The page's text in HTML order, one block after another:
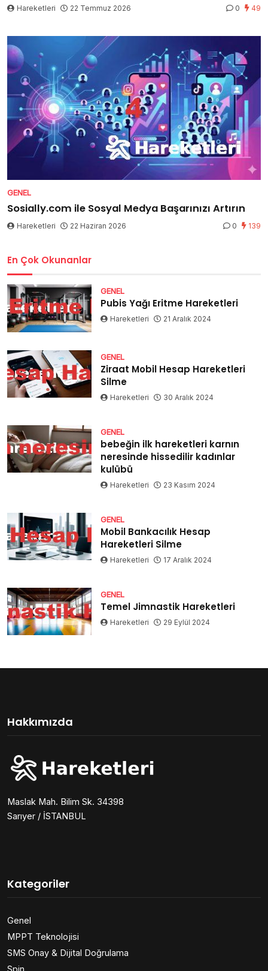
Hareketleri 22 Temmuz 2026 0 49
GENEL
Sosially.com ile Sosyal Medya Başarınızı Artırın
Hareketleri 22 Haziran 2026 0 139
En Çok Okunanlar
GENEL
Pubis Yağı Eritme Hareketleri
Hareketleri 21 Aralık 2024
GENEL
Ziraat Mobil Hesap Hareketleri
Silme
Hareketleri 30 Aralık 2024
GENEL
bebeğin ilk hareketleri karnın
neresinde hissedilir kadınlar
kulübü
Hareketleri 23 Kasım 2024
GENEL
Mobil Bankacılık Hesap
Hareketleri Silme
Hareketleri 17 Aralık 2024
GENEL
Temel Jimnastik Hareketleri
Hareketleri 29 Eylül 2024
Hakkımızda
Maslak Mah. Bilim Sk. 34398
Sarıyer / İSTANBUL
Kategoriler
Genel
MPPT Teknolojisi
SMS Onay & Dijital Doğrulama